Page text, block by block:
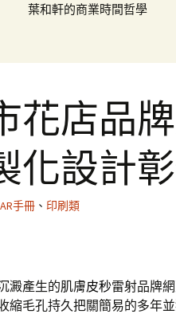
葉和軒的商業時間哲學
花店品
化設計
AR手冊 、 印刷類
澱產生的肌膚皮秒雷射品牌
縮毛孔持久把關簡易的多年